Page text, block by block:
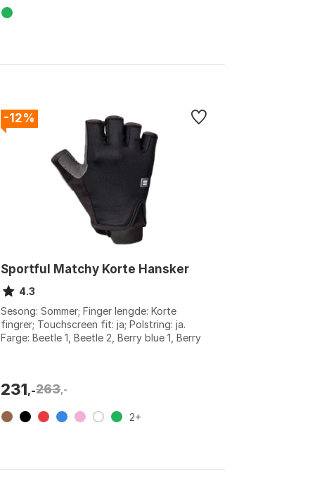
-12%
Sportful Matchy Korte Hansker
4.3
Sesong: Sommer; Finger lengde: Korte
fingrer; Touchscreen fit: ja; Polstring: ja.
Farge: Beetle 1, Beetle 2, Berry blue 1, Berry
231,-263,-
2+